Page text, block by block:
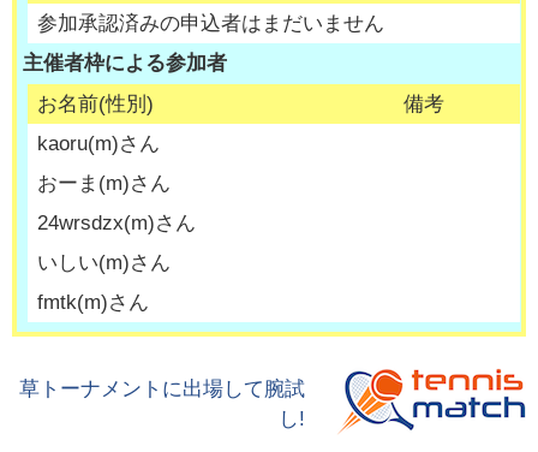
参加承認済みの申込者はまだいません
主催者枠による参加者
お名前(性別)
備考
kaoru(m)さん
おーま (m)さん
24wrsdzx(m)さん
いしい(m)さん
fmtk(m)さん
草トーナメントに出場して腕試
し!